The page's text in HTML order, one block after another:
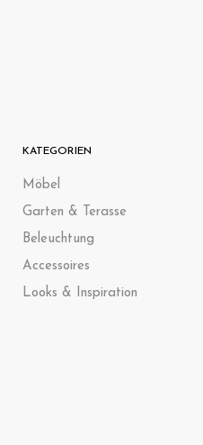
KATEGORIEN
Möbel
Garten & Terasse
Beleuchtung
Accessoires
Looks & Inspiration